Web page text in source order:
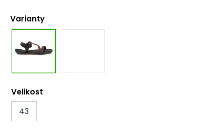
Varianty
Velikost
43